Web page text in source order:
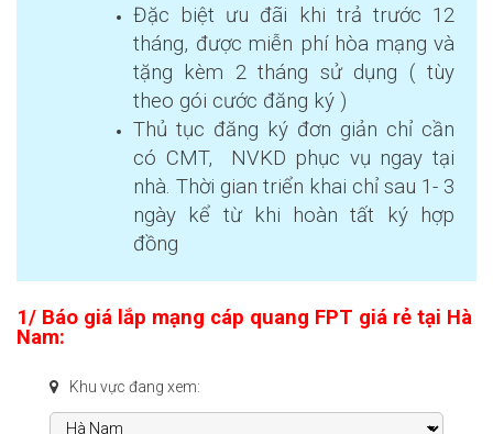
Đặc biệt ưu đãi khi trả trước 12
tháng, được miễn phí hòa mạng và
tặng kèm 2 tháng sử dụng ( tùy
theo gói cước đăng ký )
Thủ tục đăng ký đơn giản chỉ cần
có CMT, NVKD phục vụ ngay tại
nhà. Thời gian triển khai chỉ sau 1- 3
ngày kể từ khi hoàn tất ký hợp
đồng
1/ Báo giá lắp mạng cáp quang FPT giá rẻ tại Hà
Nam:
Khu vực đang xem: